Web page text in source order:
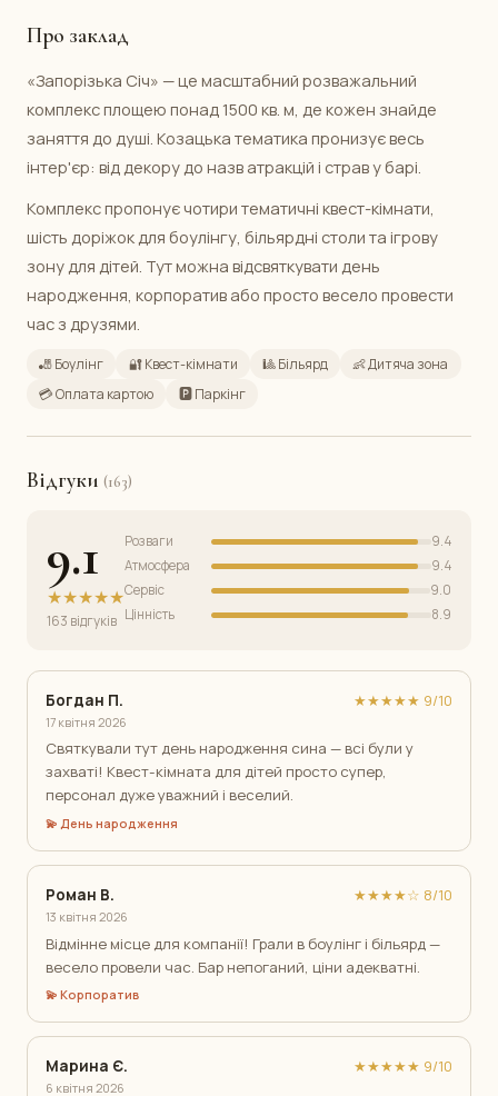
Про заклад
«Запорізька Січ» — це масштабний розважальний
комплекс площею понад 1500 кв. м, де кожен знайде
заняття до душі. Козацька тематика пронизує весь
інтер'єр: від декору до назв атракцій і страв у барі.
Комплекс пропонує чотири тематичні квест-кімнати,
шість доріжок для боулінгу, більярдні столи та ігрову
зону для дітей. Тут можна відсвяткувати день
народження, корпоратив або просто весело провести
час з друзями.
🎳 Боулінг 🔐 Квест-кімнати 🎱 Більярд
👶 Дитяча зона
💳 Оплата картою
🅿️ Паркінг
Відгуки (163)
9.1
★★★★★
163 відгуків
Розваги
9.4
Атмосфера
9.4
Сервіс
9.0
Цінність
8.9
Богдан П.
17 квітня 2026
★★★★★ 9/10
Святкували тут день народження сина — всі були у
захваті! Квест-кімната для дітей просто супер,
персонал дуже уважний і веселий.
💫 День народження
Роман В.
13 квітня 2026
★★★★☆ 8/10
Відмінне місце для компанії! Грали в боулінг і більярд —
весело провели час. Бар непоганий, ціни адекватні.
💫 Корпоратив
Марина Є.
6 квітня 2026
★★★★★ 9/10